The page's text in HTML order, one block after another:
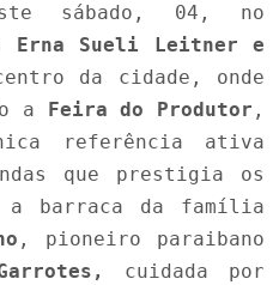
sábado, 04, no
Erna Sueli Leitner e
da cidade, onde
a Feira do Produtor ,
referência ativa
que prestigia os
barraca da família
, pioneiro paraibano
cuidada por